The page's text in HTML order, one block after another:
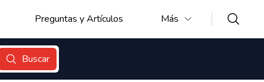
Preguntas y Artículos Más
Buscar